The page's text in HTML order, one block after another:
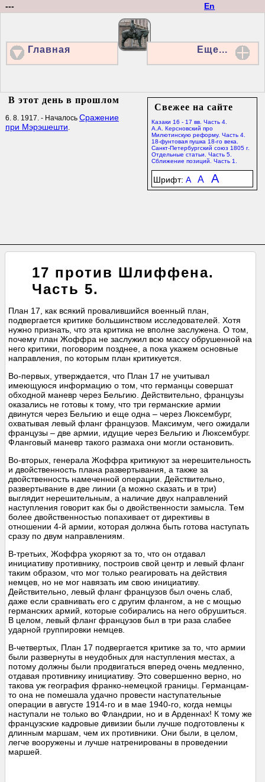
En
---
Главная Еще...
Свежее на сайте
Казаки 16 - 17 вв. Часть 4.
А.А. Керсновский про
Милютинскую реформу. Часть 4.
18-фунтовая пушка 18-го века.
Санкт-Петербургский союз 1805 г.
Отдельные статьи. Часть 5.
Сближение позиций. Часть 1.
Шрифт: A A A
В этот день в прошлом
6. 8. 1917. - Началось Сражение
при Мэрэшешти.
17 против Шлиффена.
Часть 5.
План 17, как всякий провалившийся военный план,
подвергается критике большинством исследователей. Хотя
нужно признать, что эта критика не вполне заслужена. О том,
почему план Жоффра не заслужил всю массу обрушенной на
него критики, поговорим позднее, а пока укажем основные
направления, по которым план критикуется.
Во-первых, утверждается, что План 17 не учитывал
имеющуюся информацию о том, что германцы совершат
обходной маневр через Бельгию. Действительно, французы
оказались не готовы к тому, что три германские армии
двинутся через Бельгию и еще одна – через Люксембург,
охватывая левый фланг французов. Максимум, чего ожидали
французы – две армии, идущие через Бельгию и Люксембург.
Фланговый маневр такого размаха они могли остановить.
Во-вторых, генерала Жоффра критикуют за нерешительность
и двойственность плана развертывания, а также за
двойственность намеченной операции. Действительно,
развертывание в две линии (а можно сказать и в три)
выглядит нерешительным, а наличие двух направлений
наступления говорит как бы о двойственности замысла. Тем
более двойственностью попахивает от директивы в
отношении 4-й армии, которая должна быть готова наступать
сразу по двум направлениям.
В-третьих, Жоффра укоряют за то, что он отдавал
инициативу противнику, построив свой центр и левый фланг
таким образом, что мог только реагировать на действия
немцев, но не мог навязать им свою инициативу.
Действительно, левый фланг французов был очень слаб,
даже если сравнивать его с другим флангом, а не с мощью
германских армий, которые собирались на него обрушиться.
В целом, левый фланг французов был в три раза слабее
ударной группировки немцев.
В-четвертых, План 17 подвергается критике за то, что армии
были развернуты в неудобных для наступления местах, а
потому должны были продвигаться вперед очень медленно,
отдавая противнику инициативу. Это совершенно верно, но
такова уж география франко-немецкой границы. Германцам-
то она не помешала удачно провести наступательные
операции в августе 1914-го и в мае 1940-го, когда немцы
наступали не только во Фландрии, но и в Арденнах! К тому же
французские кадровые дивизии были лучше подготовлены к
длинным маршам, чем их противники. Они были, в целом,
легче вооружены и лучше натренированы в проведении
маршей.